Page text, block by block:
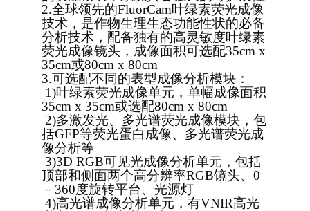
2.全球领先的FluorCam叶绿素荧光成像
技术，是作物生理生态功能性状的必备
分析技术，配备独有的高灵敏度叶绿素
荧光成像镜头，成像面积可选配35cm x
35cm或80cm x 80cm
3.可选配不同的表型成像分析模块：
1)叶绿素荧光成像单元，单幅成像面积
35cm x 35cm或选配80cm x 80cm
2)多激发光、多光谱荧光成像模块，包
括GFP等荧光蛋白成像、多光谱荧光成
像分析等
3)3D RGB可见光成像分析单元，包括
顶部和侧面两个高分辨率RGB镜头、0
－360度旋转平台、光源灯
4)高光谱成像分析单元，有VNIR高光